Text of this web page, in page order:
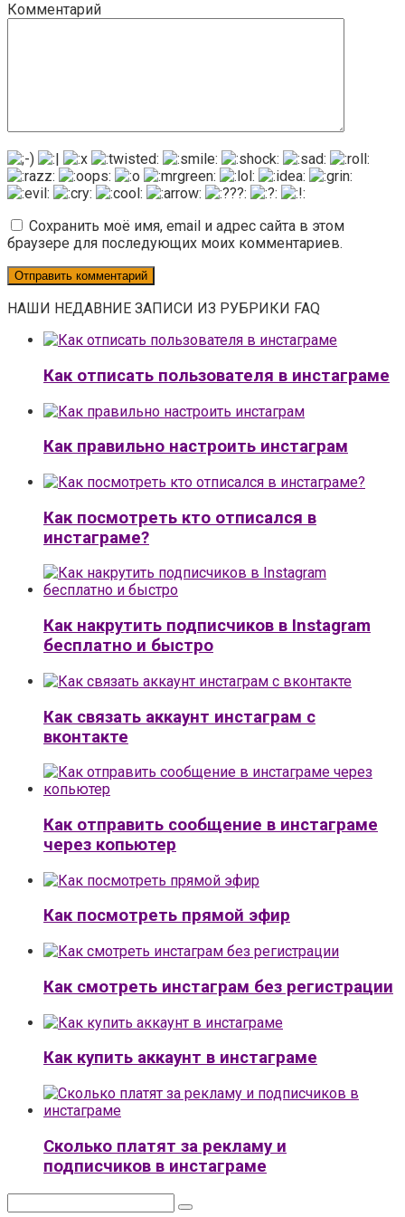
Комментарий
Сохранить моё имя, email и адрес сайта в этом
браузере для последующих моих комментариев.
НАШИ НЕДАВНИЕ ЗАПИСИ ИЗ РУБРИКИ FAQ
Как отписать пользователя в инстаграме
Как правильно настроить инстаграм
Как посмотреть кто отписался в
инстаграме?
Как накрутить подписчиков в Instagram
бесплатно и быстро
Как связать аккаунт инстаграм с
вконтакте
Как отправить сообщение в инстаграме
через копьютер
Как посмотреть прямой эфир
Как смотреть инстаграм без регистрации
Как купить аккаунт в инстаграме
Сколько платят за рекламу и
подписчиков в инстаграме